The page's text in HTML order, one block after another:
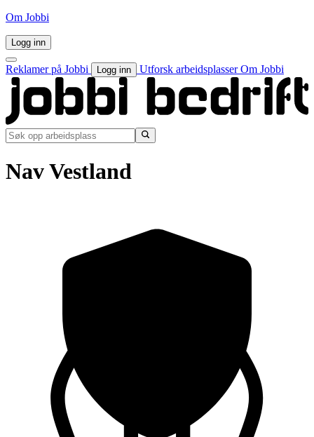
Om Jobbi
Logg inn
Reklamer på Jobbi Logg inn Utforsk arbeidsplasserOm Jobbi
Nav Vestland